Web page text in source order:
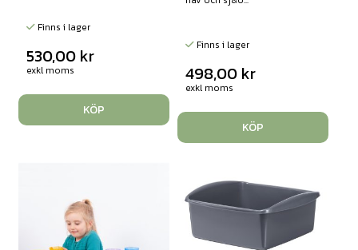
Finns i lager
530,00 kr
exkl moms
KÖP
Finns i lager
498,00 kr
exkl moms
KÖP